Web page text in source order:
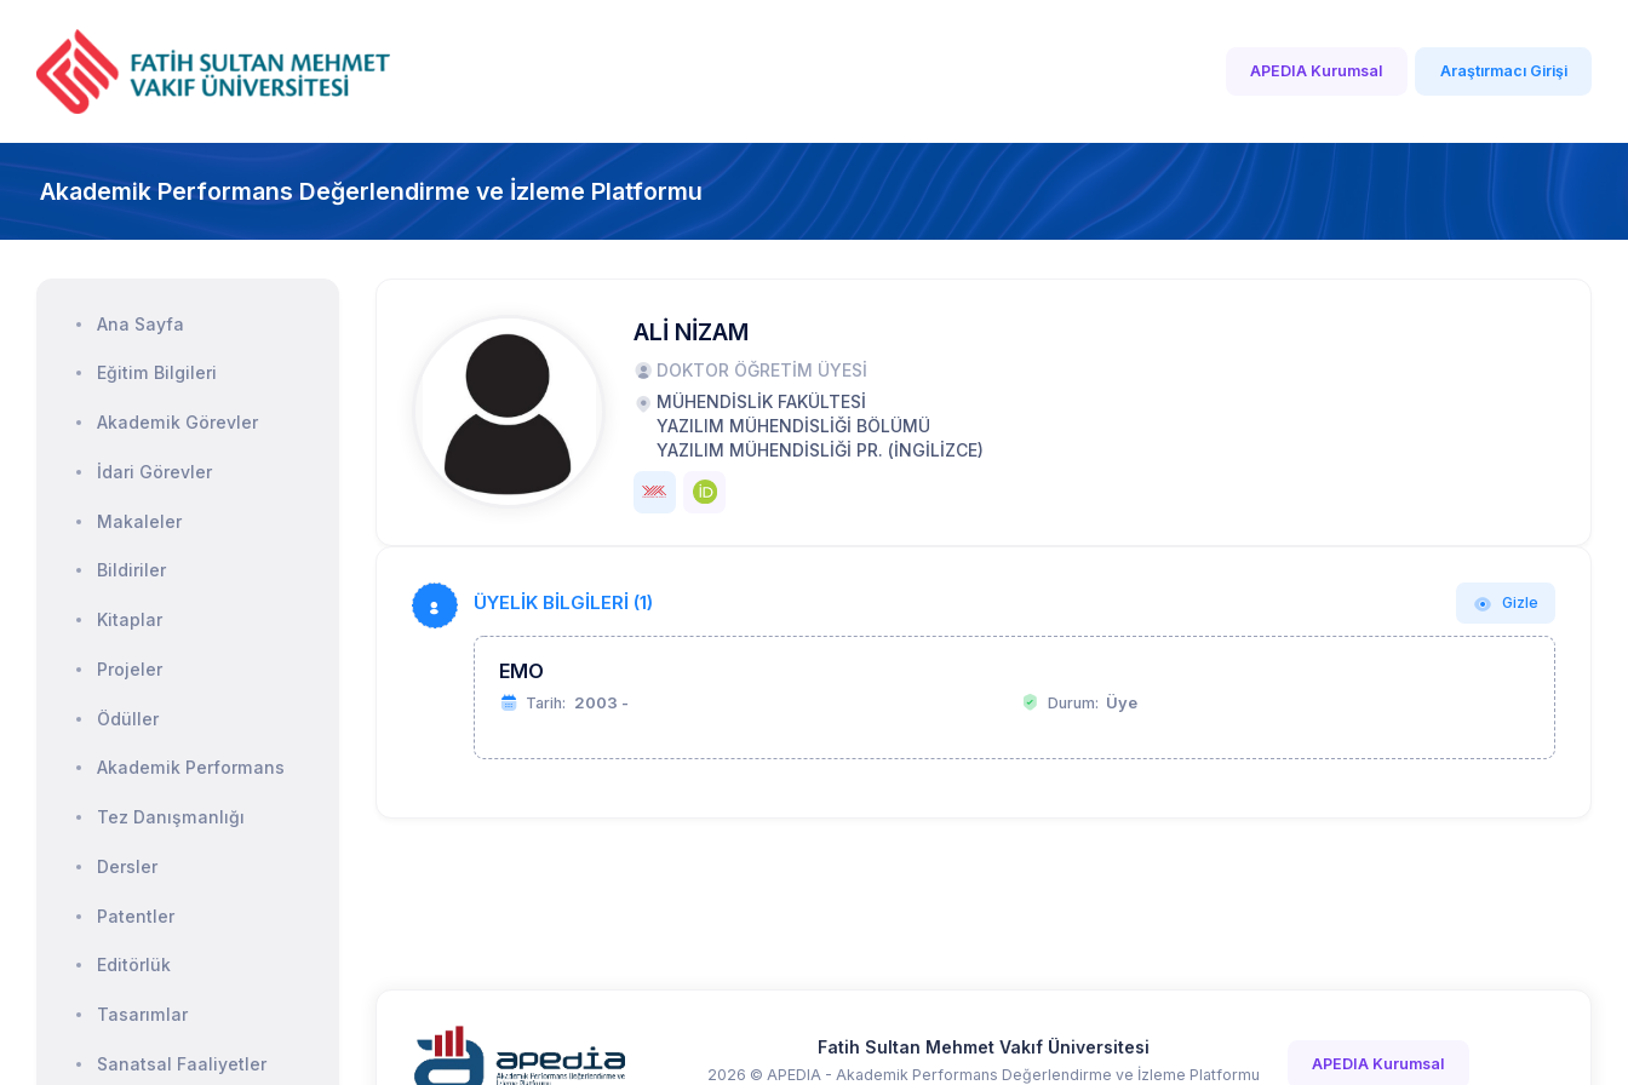
APEDIA Kurumsal Araştırmacı Girişi
Akademik Performans Değerlendirme ve İzleme Platformu
Ana Sayfa
Eğitim Bilgileri
Akademik Görevler
İdari Görevler
Makaleler
Bildiriler
Kitaplar
Projeler
Ödüller
Akademik Performans
Tez Danışmanlığı
Dersler
Patentler
Editörlük
Tasarımlar
Sanatsal Faaliyetler
ALİ NİZAM
DOKTOR ÖĞRETİM ÜYESİ
MÜHENDİSLİK FAKÜLTESİ
YAZILIM MÜHENDİSLİĞİ BÖLÜMÜ
YAZILIM MÜHENDİSLİĞİ PR. (İNGİLİZCE)
ÜYELİK BİLGİLERİ (1) Gizle
EMO
Tarih: 2003 - Durum: Üye
Fatih Sultan Mehmet Vakıf Üniversitesi
2026 © APEDIA - Akademik Performans Değerlendirme ve İzleme Platformu
APEDIA Kurumsal